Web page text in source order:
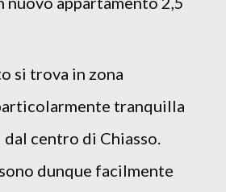
si trova in zona
tranquilla
centro di Chiasso.
dunque facilmente